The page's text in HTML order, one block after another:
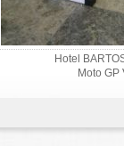
Hotel
Moto GP